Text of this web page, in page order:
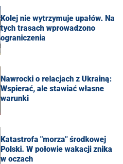
Kolej nie wytrzymuje upałów. Na
tych trasach wprowadzono
ograniczenia
Nawrocki o relacjach z Ukrainą:
Wspierać, ale stawiać własne
warunki
Katastrofa "morza" środkowej
Polski. W połowie wakacji znika
w oczach